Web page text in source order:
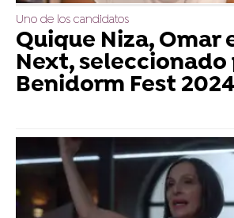
Uno de los candidatos
Quique Niza, Omar
Next, seleccionado
Benidorm Fest 2024